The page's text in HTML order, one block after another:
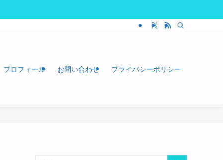
プロフィール お問い合わせ プライバシーポリシー